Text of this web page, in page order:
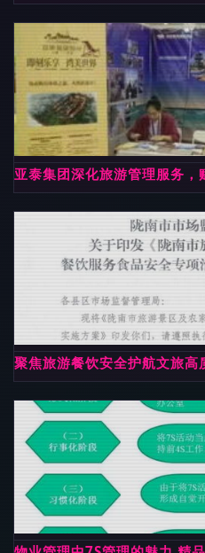
亚泰集团深化旅游管理服务，
聚焦旅游餐饮安全护航文旅